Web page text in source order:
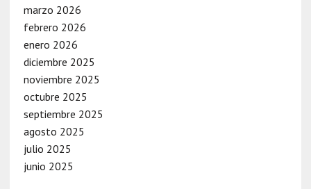
marzo 2026
febrero 2026
enero 2026
diciembre 2025
noviembre 2025
octubre 2025
septiembre 2025
agosto 2025
julio 2025
junio 2025